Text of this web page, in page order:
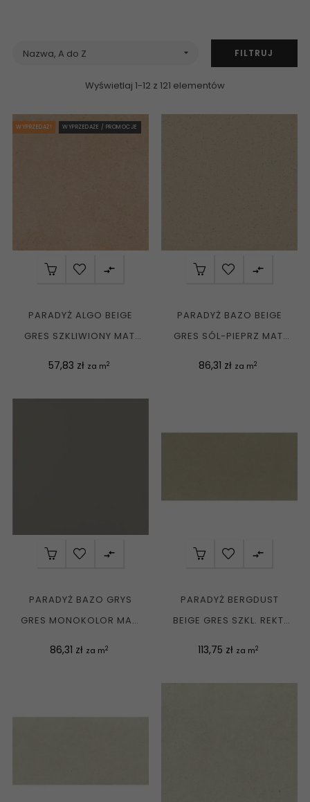
Nazwa, A do Z  FILTRUJ
Wyświetlaj 1-12 z 121 elementów
WYPRZEDAŻ! WYPRZEDAŻE / PROMOCJE

PARADYŻ ALGO BEIGE
GRES SZKLIWIONY MAT.
Cena
57,83 zł za m2

PARADYŻ BAZO BEIGE
GRES SÓL-PIEPRZ MAT.
Cena
86,31 zł za m2

PARADYŻ BAZO GRYS
GRES MONOKOLOR MAT.
Cena
86,31 zł za m2

PARADYŻ BERGDUST
BEIGE GRES SZKL. REKT.
Cena
113,75 zł za m2